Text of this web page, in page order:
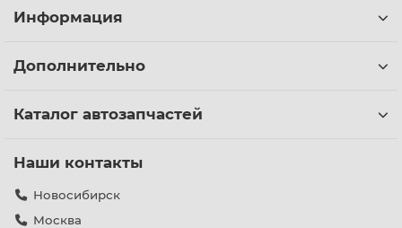
Информация
Дополнительно
Каталог автозапчастей
Наши контакты
Новосибирск
Москва